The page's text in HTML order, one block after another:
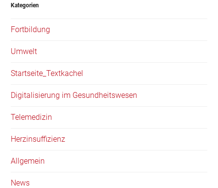
Kategorien
Fortbildung
Umwelt
Startseite_Textkachel
Digitalisierung im Gesundheitswesen
Telemedizin
Herzinsuffizienz
Allgemein
News